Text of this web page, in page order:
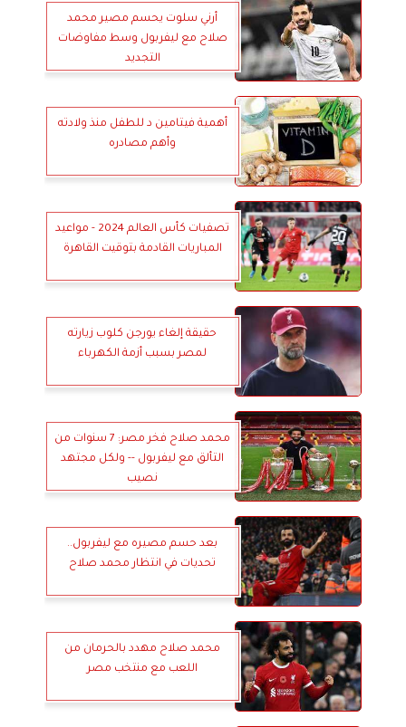
أرني سلوت يحسم مصير محمد
صلاح مع ليفربول وسط مفاوضات
التجديد
أهمية فيتامين د للطفل منذ ولادته
وأهم مصادره
تصفيات كأس العالم 2024 - مواعيد
المباريات القادمة بتوقيت القاهرة
حقيقة إلغاء يورجن كلوب زيارته
لمصر بسبب أزمة الكهرباء
محمد صلاح فخر مصر: 7 سنوات من
التألق مع ليفربول -- ولكل مجتهد
نصيب
بعد حسم مصيره مع ليفربول..
تحديات في انتظار محمد صلاح
محمد صلاح مهدد بالحرمان من
اللعب مع منتخب مصر